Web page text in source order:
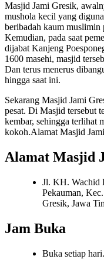
Masjid Jami Gresik,
mushola kecil yang
beribadah kaum muslimin
Kemudian, pada saat
dijabat Kanjeng
1600 masehi, masjid
Dan terus menerus
hingga saat ini.
Sekarang Masjid Jami
pesat. Di Masjid tersebut
kembar, sehingga terlihat
kokoh.Alamat Masjid
Alamat Masjid
Jl. KH. Wachid
Pekauman,
Gresik, Jawa
Jam Buka
Buka setiap